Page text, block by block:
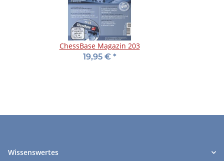
ChessBase Magazin 203
19,95 € *
Wissenswertes